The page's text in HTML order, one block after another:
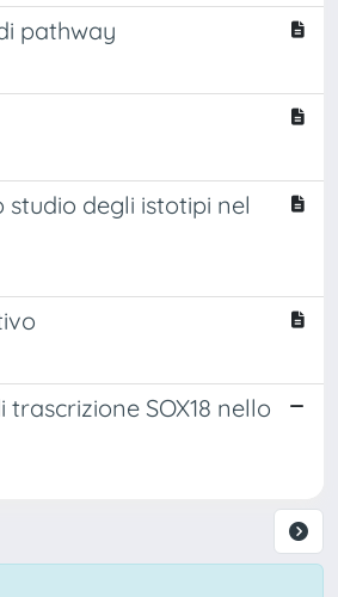
pathway
degli istotipi nel
SOX18 nello